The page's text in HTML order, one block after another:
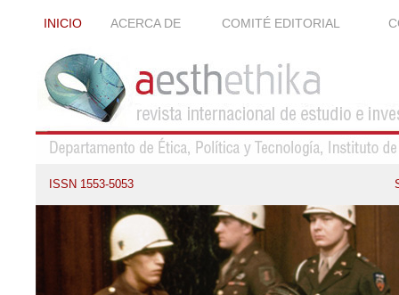
INICIO ACERCA DE COMITÉ EDITORIAL
ISSN 1553-5053